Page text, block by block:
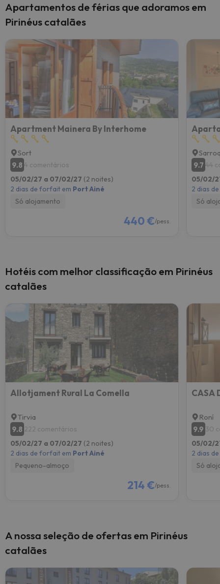
Apartamentos de férias que adoramos em
Pirinéus catalães
Apartment Mainera By Interhome
Sort
9.8 4 comentários
05/02/27 a 07/02/27 (2 noites)
2 dias de forfait em Port Ainé
Só alojamento
440 €/pess.
9.7 44
05/02/
2 dias
Só
Hotéis com melhor classificação em Pirinéus
catalães
Allotjament Rural La Comella
Tirvia
9.8 222 comentários
05/02/27 a 07/02/27 (2 noites)
2 dias de forfait em Port Ainé
Pequeno-almoço
214 €/pess.
CASA
Roní
9.9 30
05/02/
2 dias
Só
A nossa seleção de ofertas em Pirinéus
catalães